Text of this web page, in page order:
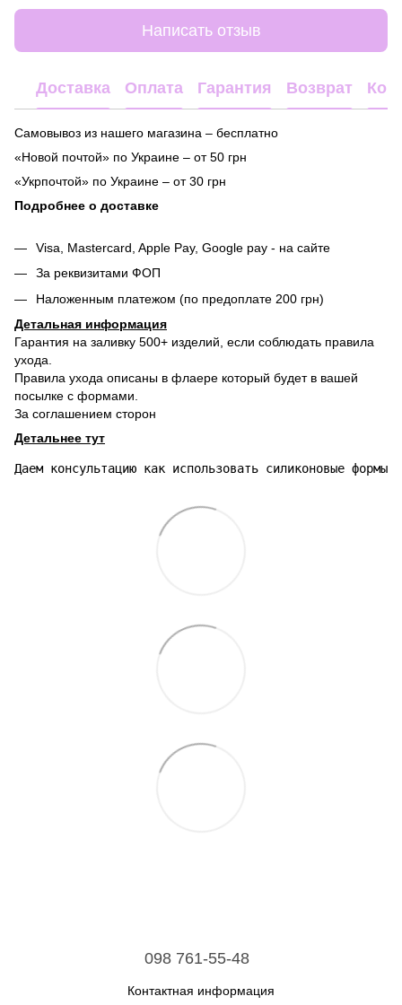
Написать отзыв
Доставка Оплата Гарантия Возврат
Самовывоз из нашего магазина – бесплатно
«Новой почтой» по Украине – от 50 грн
«Укрпочтой» по Украине – от 30 грн
Подробнее о доставке
Visa, Mastercard, Apple Pay, Google pay - на сайте
За реквизитами ФОП
Наложенным платежом (по предоплате 200 грн)
Детальная информация
Гарантия на заливку 500+ изделий, если соблюдать правила
ухода.
Правила ухода описаны в флаере который будет в вашей
посылке с формами.
За соглашением сторон
Детальнее тут
Даем консультацию как использовать силиконовые формы
098 761-55-48
Контактная информация